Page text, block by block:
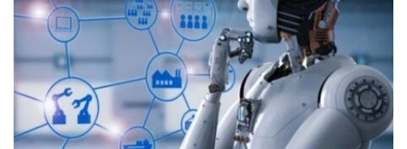
УКРАЙНА
РАЗСЛЕДВАНЕ
БИЗНЕС